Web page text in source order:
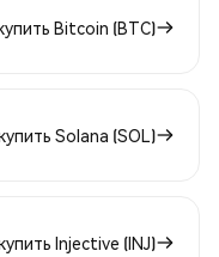
Bitcoin (BTC)
Solana (SOL)
Injective (INJ)